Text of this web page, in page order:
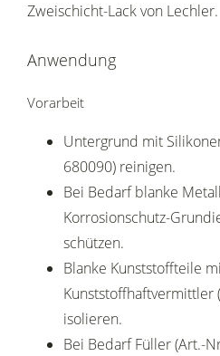
Zweischicht-Lack von Lechler.
Anwendung
Vorarbeit
Untergrund mit
680090) reinigen.
Bei Bedarf blanke
Korrosionschutz-
schützen.
Blanke Kunststoffteile
Kunststoffhaftvermittler
isolieren.
Bei Bedarf Füller (Art.-